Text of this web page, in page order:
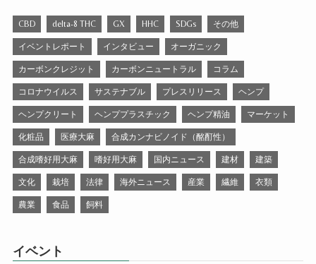
CBD delta-8 THC GX HHC SDGs その他
イベントレポート インタビュー オーガニック
カーボンクレジット カーボンニュートラル コラム
コロナウイルス サステナブル プレスリリース ヘンプ
ヘンプクリート ヘンププラスチック ヘンプ精油 マーケット
化粧品 医療大麻 合成カンナビノイド（酩酊性）
合成嗜好用大麻 嗜好用大麻 国内ニュース 建材 建築
文化 栽培 法律 海外ニュース 産業 繊維 衣類
農業 食品 飼料
イベント